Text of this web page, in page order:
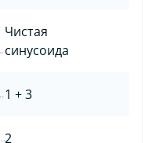
Чистая
синусоида
1 + 3
2